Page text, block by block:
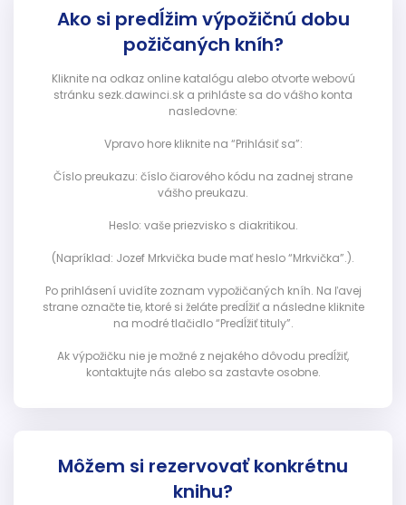
Ako si predĺžim výpožičnú dobu
požičaných kníh?
Kliknite na odkaz online katalógu alebo otvorte webovú
stránku sezk.dawinci.sk a prihláste sa do vášho konta
nasledovne:
Vpravo hore kliknite na “Prihlásiť sa”:
Číslo preukazu: číslo čiarového kódu na zadnej strane
vášho preukazu.
Heslo: vaše priezvisko s diakritikou.
(Napríklad: Jozef Mrkvička bude mať heslo “Mrkvička”.).
Po prihlásení uvidíte zoznam vypožičaných kníh. Na ľavej
strane označte tie, ktoré si želáte predĺžiť a následne kliknite
na modré tlačidlo “Predĺžiť tituly”.
Ak výpožičku nie je možné z nejakého dôvodu predĺžiť,
kontaktujte nás alebo sa zastavte osobne.
Môžem si rezervovať konkrétnu
knihu?